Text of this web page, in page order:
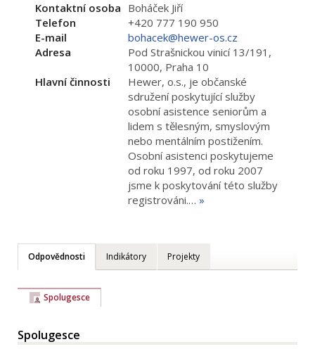
Kontaktní osoba Boháček Jiří
Telefon
+420 777 190 950
E-mail
bohacek@hewer-os.cz
Adresa
Pod Strašnickou vinicí 13/191,
10000, Praha 10
Hlavní činnosti
Hewer, o.s., je občanské
sdružení poskytující služby
osobní asistence seniorům a
lidem s tělesným, smyslovým
nebo mentálním postižením.
Osobní asistenci poskytujeme
od roku 1997, od roku 2007
jsme k poskytování této služby
registrováni.… »
Odpovědnosti Indikátory Projekty
Spolugesce
Spolugesce